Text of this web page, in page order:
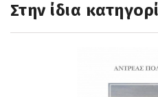
Στην ίδια